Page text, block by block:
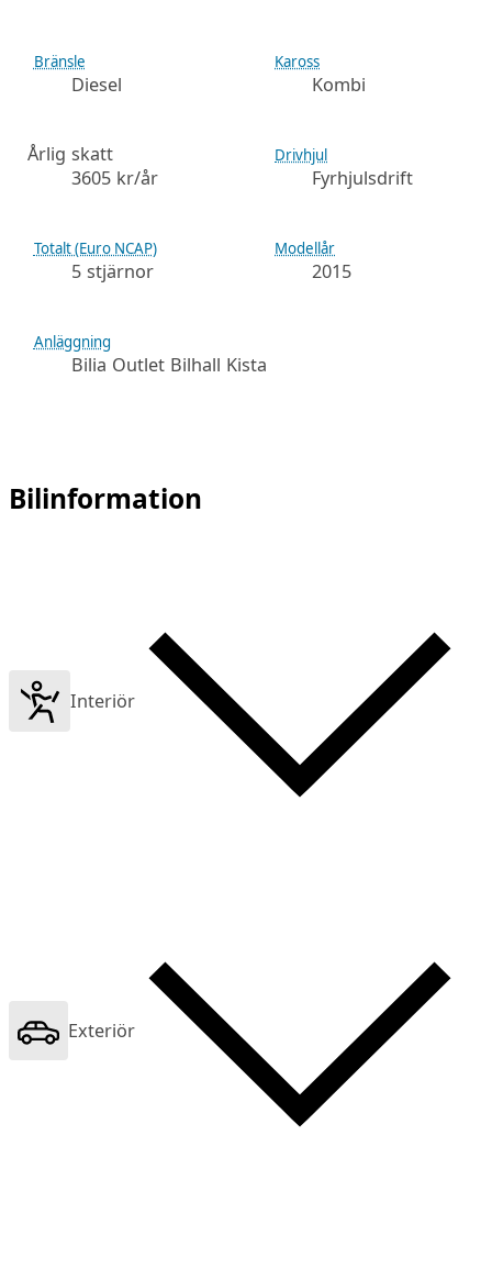
Bränsle
Diesel
Kaross
Kombi
Årlig skatt
3605 kr/år
Drivhjul
Fyrhjulsdrift
Totalt (Euro NCAP)
5 stjärnor
Modellår
2015
Anläggning
Bilia Outlet Bilhall Kista
Bilinformation
Interiör
Exteriör